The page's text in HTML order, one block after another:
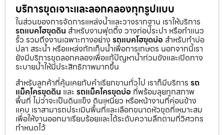
บริการขุดเจาะและลอกคลองทุกรูปแบบ
ในส่วนของการจัดการแหล่งน้ำและวางรากฐาน เราให้บริการ
รถแบคโฮขุดดิน สำหรับงานฟุตติ้ง วางท่อประปา หรือทำแนว
รั้ว รวมถึงงานเฉพาะทางอย่าง รถแบคโฮขุดบ่อ สำหรับทำบ่อ
ปลา สระน้ำ หรือแหล่งกักเก็บน้ำเพื่อการเกษตร นอกจากนี้เรา
ยังมีบริการขุดลอกคลองเพื่อแก้ปัญหาน้ำท่วมขังและเปิดทาง
ระบายน้ำให้มีประสิทธิภาพมากขึ้น
สำหรับลูกค้าที่คุ้นเคยกับคำเรียกขานทั่วไป เราก็มีบริการ รถ
แม็คโครขุดดิน และ รถแม็คโครขุดบ่อ ที่พร้อมลุยทุกสภาพ
พื้นที่ ไม่ว่าจะเป็นดินแข็ง ดินเหนียว หรือหน้างานที่ค่อนข้าง
แคบ เราสามารถประเมินพื้นที่และเลือกขนาดหัวขุดที่เหมาะสม
เพื่อให้งานออกมาเรียบร้อยและได้ระดับความลึกตามที่วิศวกร
กำหนดไว้